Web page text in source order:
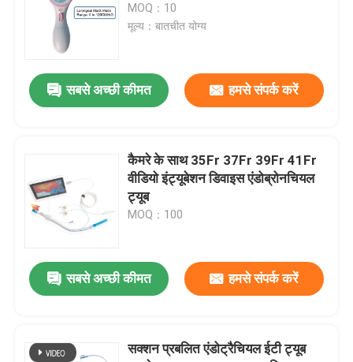
MOQ：10
मूल्य：बातचीत योग्य
सबसे अच्छी कीमत हमसे संपर्क करें
कैमरे के साथ 35Fr 37Fr 39Fr 41Fr
वीडियो इंट्यूबेशन डिवाइस एंडोब्रोनचियल
ट्यूब
MOQ：100
सबसे अच्छी कीमत हमसे संपर्क करें
सक्शन प्रबलित एंडोट्रैचियल ईटी ट्यूब